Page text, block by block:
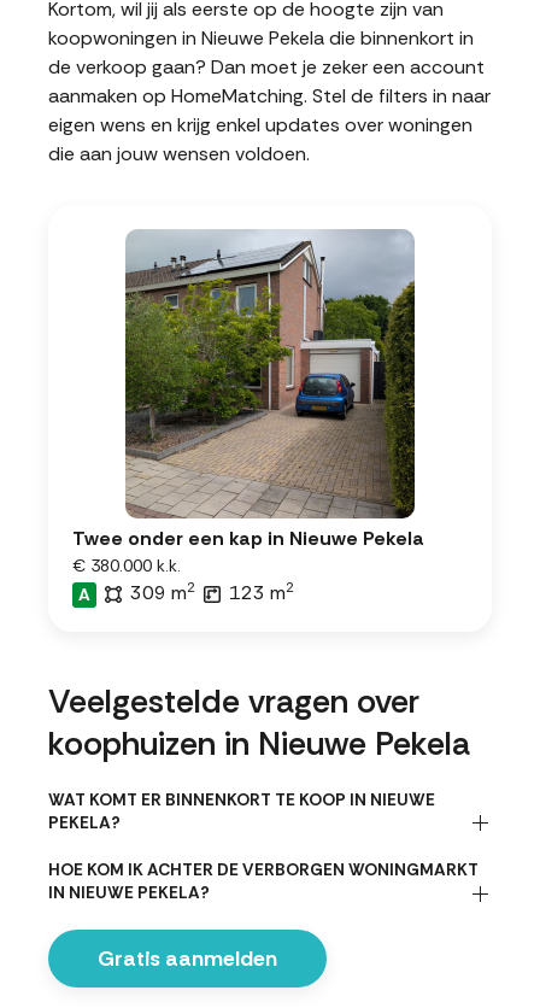
Kortom, wil jij als eerste op de hoogte zijn van
koopwoningen in Nieuwe Pekela die binnenkort in
de verkoop gaan? Dan moet je zeker een account
aanmaken op HomeMatching. Stel de filters in naar
eigen wens en krijg enkel updates over woningen
die aan jouw wensen voldoen.
Twee onder een kap in Nieuwe Pekela
€ 380.000 k.k.
A
309 m2 123 m2
Veelgestelde vragen over
koophuizen in Nieuwe Pekela
WAT KOMT ER BINNENKORT TE KOOP IN NIEUWE
PEKELA?
HOE KOM IK ACHTER DE VERBORGEN WONINGMARKT
IN NIEUWE PEKELA?
Gratis aanmelden